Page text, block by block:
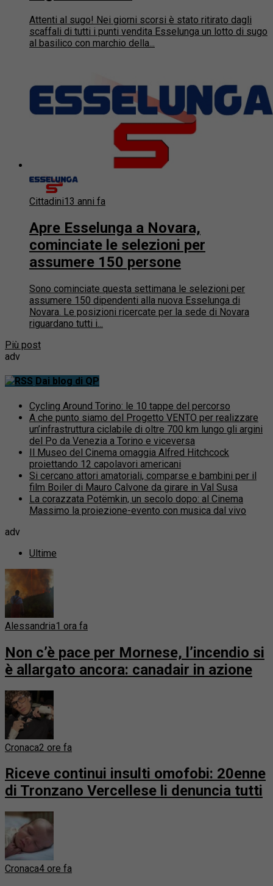
Attenti al sugo! Nei giorni scorsi è stato ritirato dagli
scaffali di tutti i punti vendita Esselunga un lotto di sugo
al basilico con marchio della...
Cittadini13 anni fa
Apre Esselunga a Novara,
cominciate le selezioni per
assumere 150 persone
Sono cominciate questa settimana le selezioni per
assumere 150 dipendenti alla nuova Esselunga di
Novara. Le posizioni ricercate per la sede di Novara
riguardano tutti i...
Più post
adv
Dai blog di QP
Cycling Around Torino: le 10 tappe del percorso
A che punto siamo del Progetto VENTO per realizzare
un’infrastruttura ciclabile di oltre 700 km lungo gli argini
del Po da Venezia a Torino e viceversa
Il Museo del Cinema omaggia Alfred Hitchcock
proiettando 12 capolavori americani
Si cercano attori amatoriali, comparse e bambini per il
film Boiler di Mauro Calvone da girare in Val Susa
La corazzata Potëmkin, un secolo dopo: al Cinema
Massimo la proiezione-evento con musica dal vivo
adv
Ultime
Alessandria1 ora fa
Non c’è pace per Mornese, l’incendio si
è allargato ancora: canadair in azione
Cronaca2 ore fa
Riceve continui insulti omofobi: 20enne
di Tronzano Vercellese li denuncia tutti
Cronaca4 ore fa